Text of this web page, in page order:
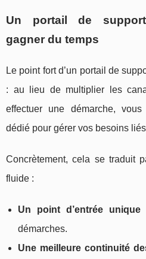
Un portail de
gagner du temps
Le point fort d’un portail de
: au lieu de multiplier les
effectuer une démarche,
dédié pour gérer vos besoins
Concrètement, cela se traduit
fluide :
Un point d’entrée unique
démarches.
Une meilleure continuité